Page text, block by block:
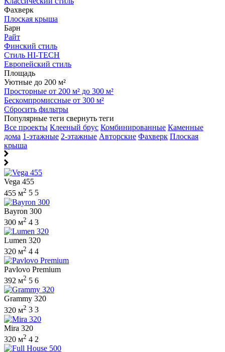
Фахверк
Плоская крыша
Барн
Райт
Финский стиль
Стиль HI-TECH
Европейский стиль
Площадь
Уютные до 200 м²
Просторные от 200 м² до 300 м²
Бескомпромиссные от 300 м²
Сбросить фильтры
Популярные теги свернуть теги
Все проекты Клееный брус Комбинированные Каменные
дома 1-этажные 2-этажные Авторские Фахверк Плоская
крыша
Vega 455
455 м2 5 5
Bayron 300
300 м2 4 3
Lumen 320
320 м2 4 4
Pavlovo Premium
392 м2 5 6
Grammy 320
320 м2 3 3
Mira 320
320 м2 4 2